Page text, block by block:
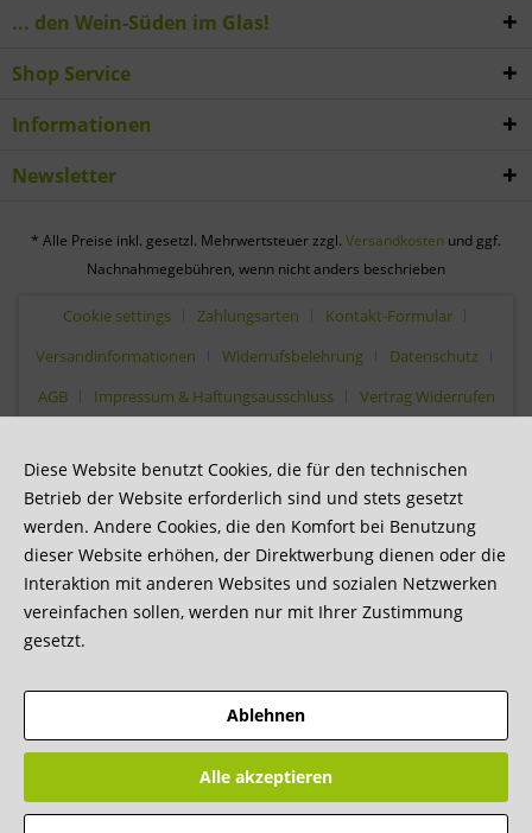
... den Wein-Süden im Glas!
Shop Service
Informationen
Newsletter
* Alle Preise inkl. gesetzl. Mehrwertsteuer zzgl. Versandkosten und ggf.
Nachnahmegebühren, wenn nicht anders beschrieben
Cookie settings Zahlungsarten
Kontakt-Formular
Versandinformationen
Widerrufsbelehrung
Datenschutz
AGB
Impressum & Haftungsausschluss Vertrag Widerrufen
Diese Website benutzt Cookies, die für den technischen
Betrieb der Website erforderlich sind und stets gesetzt
werden. Andere Cookies, die den Komfort bei Benutzung
dieser Website erhöhen, der Direktwerbung dienen oder die
Interaktion mit anderen Websites und sozialen Netzwerken
vereinfachen sollen, werden nur mit Ihrer Zustimmung
gesetzt.
Ablehnen
Alle akzeptieren